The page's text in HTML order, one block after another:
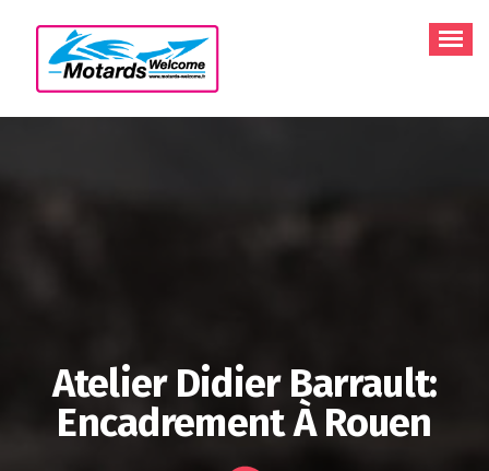
contenu
Atelier Didier Barrault:
Encadrement À Rouen